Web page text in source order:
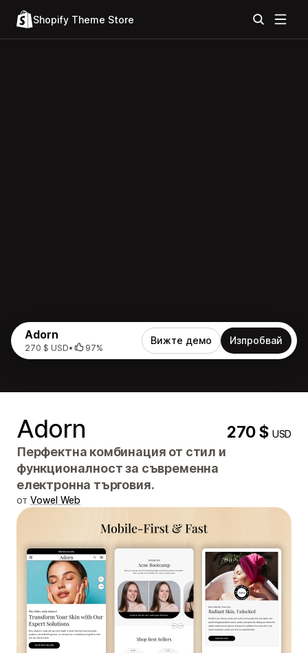
Shopify Theme Store
Adorn
270 $ USD• 97%
Вижте демо Изпробвай
Adorn 270 $USD
Перфектна комбинация от стил и
функционалност за съвременна
електронна търговия.
от Vowel Web